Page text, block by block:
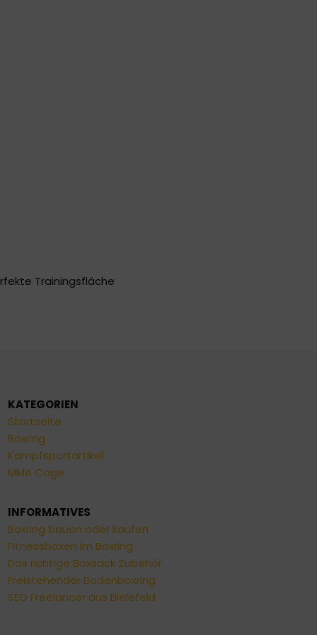
Trainingsfläche
KATEGORIEN
Startseite
Boxring
Kampfsportartikel
MMA Cage
INFORMATIVES
Boxring bauen oder kaufen
Fitnessboxen im Boxring
Das richtige Boxsack Zubehör
Freistehender Bodenboxring
SEO Freelancer aus Bielefeld